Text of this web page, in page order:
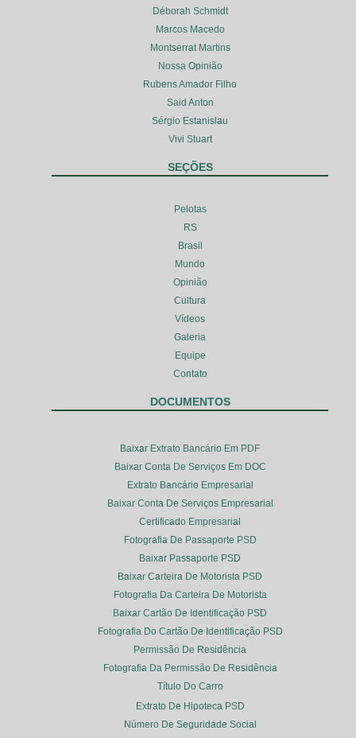
Déborah Schmidt
Marcos Macedo
Montserrat Martins
Nossa Opinião
Rubens Amador Filho
Said Anton
Sérgio Estanislau
Vivi Stuart
SEÇÕES
Pelotas
RS
Brasil
Mundo
Opinião
Cultura
Vídeos
Galeria
Equipe
Contato
DOCUMENTOS
Baixar Extrato Bancário Em PDF
Baixar Conta De Serviços Em DOC
Extrato Bancário Empresarial
Baixar Conta De Serviços Empresarial
Certificado Empresarial
Fotografia De Passaporte PSD
Baixar Passaporte PSD
Baixar Carteira De Motorista PSD
Fotografia Da Carteira De Motorista
Baixar Cartão De Identificação PSD
Fotografia Do Cartão De Identificação PSD
Permissão De Residência
Fotografia Da Permissão De Residência
Título Do Carro
Extrato De Hipoteca PSD
Número De Seguridade Social